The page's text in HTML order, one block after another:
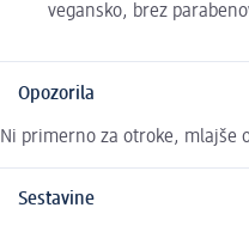
vegansko, brez
Opozorila
Ni primerno za otroke, mlajše
Sestavine